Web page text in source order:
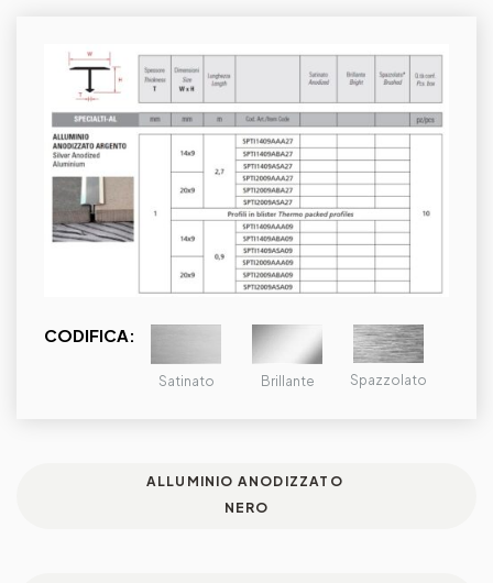
ALLUMINIO ANODIZZATO
NERO
CODIFICA:
Satinato Brillante Spazzolato